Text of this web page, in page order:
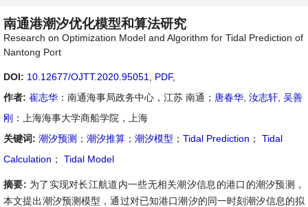
南通港潮汐优化模型和算法研究
Research on Optimization Model and Algorithm for Tidal Prediction of
Nantong Port
DOI: 10.12677/OJTT.2020.95051 PDF,
作者: 崔志华 ：南通海事局政务中心，江苏 南通； 唐春华 汝志轩 吴善
刚 ：上海海事大学商船学院，上海
关键词: 潮汐预测 ； 潮汐推算 ； 潮汐模型 ； Tidal Prediction ；
Tidal
Calculation ； Tidal Model
摘要: 为了实现对长江航道内一些无相关潮汐信息的港口的潮汐预测，
本文提出潮汐预测模型，通过对已知港口潮汐的同一时刻潮汐信息的拟